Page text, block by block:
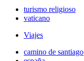
turismo religioso
vaticano
Viajes
camino de santiago